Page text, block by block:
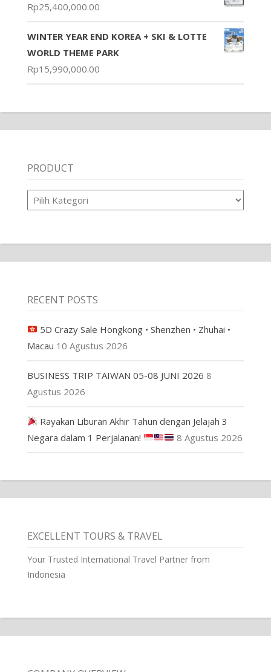
Rp25,400,000.00
WINTER YEAR END KOREA + SKI & LOTTE
WORLD THEME PARK
Rp15,990,000.00
PRODUCT
Product
RECENT POSTS
5D Crazy Sale Hongkong • Shenzhen • Zhuhai •
Macau 10 Agustus 2026
BUSINESS TRIP TAIWAN 05-08 JUNI 2026 8
Agustus 2026
Rayakan Liburan Akhir Tahun dengan Jelajah 3
Negara dalam 1 Perjalanan!
8 Agustus 2026
EXCELLENT TOURS & TRAVEL
Your Trusted International Travel Partner from
Indonesia